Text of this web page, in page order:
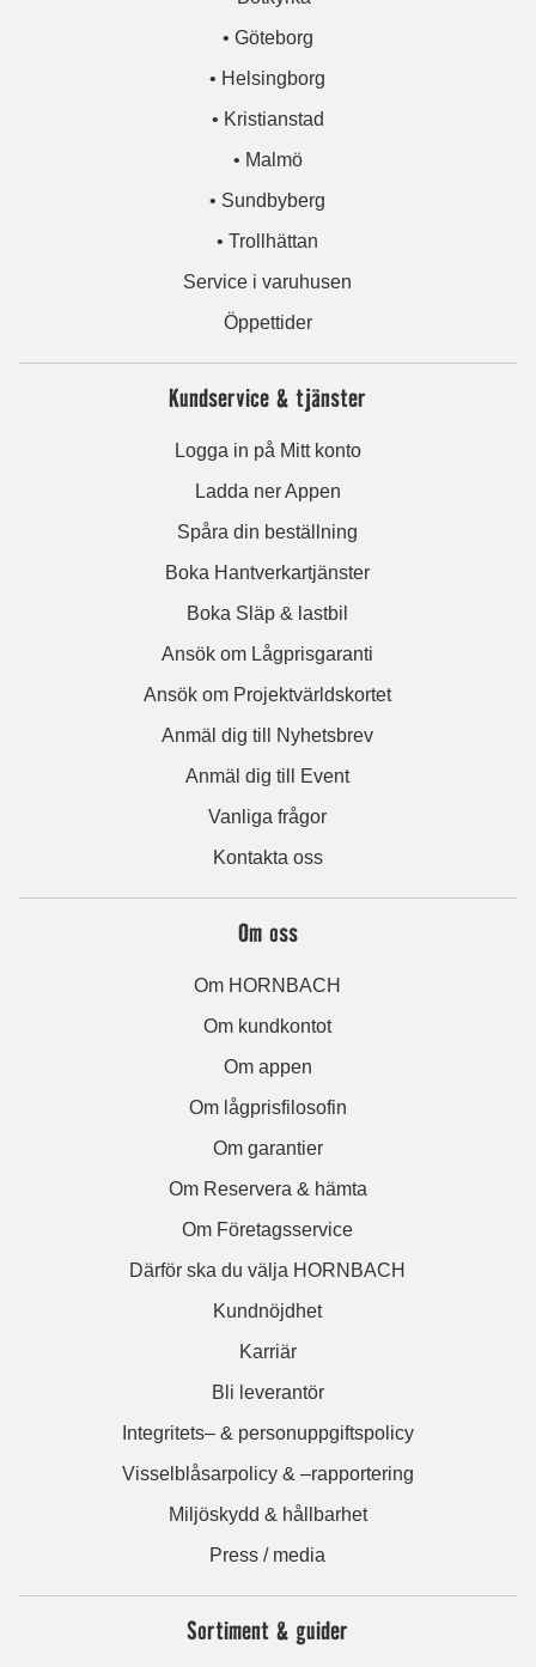
• Göteborg
• Helsingborg
• Kristianstad
• Malmö
• Sundbyberg
• Trollhättan
Service i varuhusen
Öppettider
Kundservice & tjänster
Logga in på Mitt konto
Ladda ner Appen
Spåra din beställning
Boka Hantverkartjänster
Boka Släp & lastbil
Ansök om Lågprisgaranti
Ansök om Projektvärldskortet
Anmäl dig till Nyhetsbrev
Anmäl dig till Event
Vanliga frågor
Kontakta oss
Om oss
Om HORNBACH
Om kundkontot
Om appen
Om lågprisfilosofin
Om garantier
Om Reservera & hämta
Om Företagsservice
Därför ska du välja HORNBACH
Kundnöjdhet
Karriär
Bli leverantör
Integritets– & personuppgiftspolicy
Visselblåsarpolicy & –rapportering
Miljöskydd & hållbarhet
Press / media
Sortiment & guider